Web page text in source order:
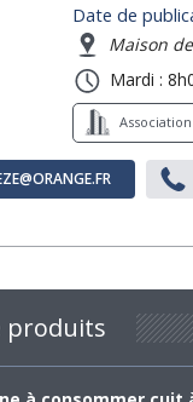
Date de
Maison
Mardi :
produits